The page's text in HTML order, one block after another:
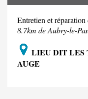
Entretien et
8.7km de Aubry-le-
LIEU DIT LES
AUGE